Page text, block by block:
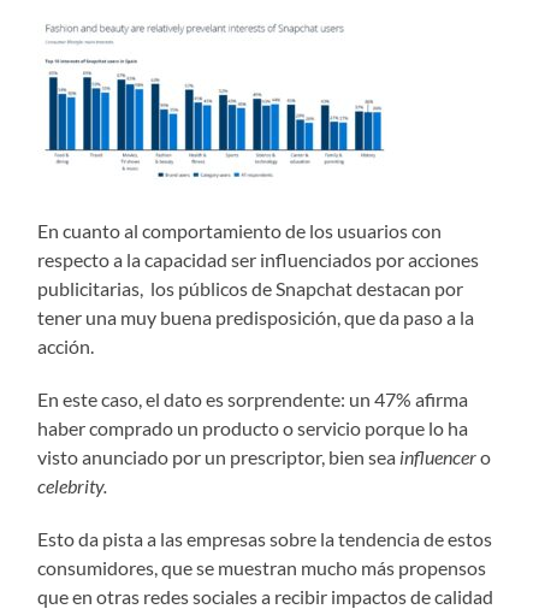
En cuanto al comportamiento de los usuarios con
respecto a la capacidad ser influenciados por acciones
publicitarias, los públicos de Snapchat destacan por
tener una muy buena predisposición, que da paso a la
acción.
En este caso, el dato es sorprendente: un 47% afirma
haber comprado un producto o servicio porque lo ha
visto anunciado por un prescriptor, bien sea influencero
celebrity.
Esto da pista a las empresas sobre la tendencia de estos
consumidores, que se muestran mucho más propensos
que en otras redes sociales a recibir impactos de calidad